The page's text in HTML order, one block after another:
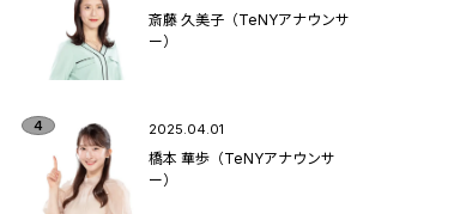
斎藤 久美子（TeNYアナウンサ
ー）
2025.04.01
橋本 華歩（TeNYアナウンサ
ー）